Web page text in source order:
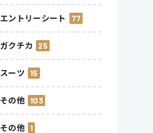
エントリーシート 77
ガクチカ 25
スーツ 15
その他 103
その他 1